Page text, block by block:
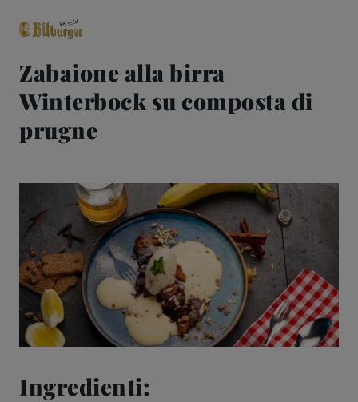
close
Classici premium 0,0% analcolico
Gusto
Share & Pair
Qualità
Ricette
Come servire
Zabaione alla birra
Winterbock su composta di
prugne
Ingredienti: